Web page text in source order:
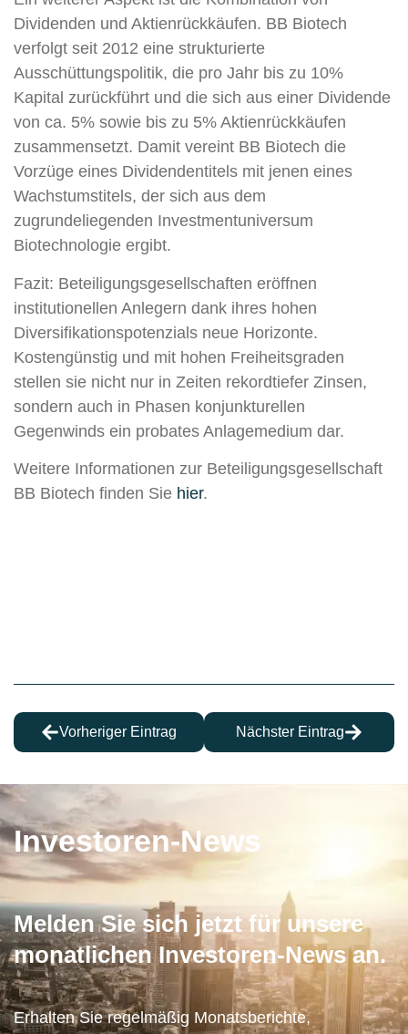
Dividenden und Aktienrückkäufen. BB Biotech
verfolgt seit 2012 eine strukturierte
Ausschüttungspolitik, die pro Jahr bis zu 10%
Kapital zurückführt und die sich aus einer Dividende
von ca. 5% sowie bis zu 5% Aktienrückkäufen
zusammensetzt. Damit vereint BB Biotech die
Vorzüge eines Dividendentitels mit jenen eines
Wachstumstitels, der sich aus dem
zugrundeliegenden Investmentuniversum
Biotechnologie ergibt.
Fazit: Beteiligungsgesellschaften eröffnen
institutionellen Anlegern dank ihres hohen
Diversifikationspotenzials neue Horizonte.
Kostengünstig und mit hohen Freiheitsgraden
stellen sie nicht nur in Zeiten rekordtiefer Zinsen,
sondern auch in Phasen konjunkturellen
Gegenwinds ein probates Anlagemedium dar.
Weitere Informationen zur Beteiligungsgesellschaft
BB Biotech finden Sie hier.
Vorheriger Eintrag Nächster Eintrag
Investoren-News
Melden Sie sich jetzt für unsere
monatlichen Investoren-News an.
Erhalten Sie regelmäßig Monatsberichte,